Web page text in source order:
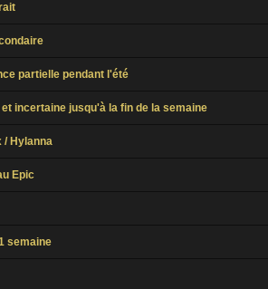
partielle pendant l'été
incertaine jusqu'à la fin de la semaine
/ Hylanna
Epic
semaine